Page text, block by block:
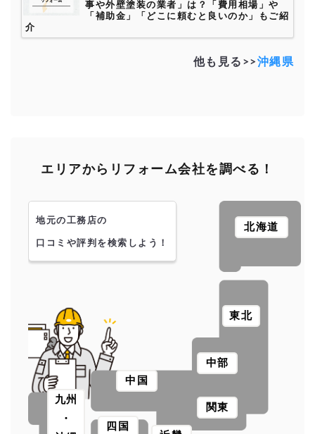
事や外壁塗装の業者」は？「費用相場」や
「補助金」「どこに頼むと良いのか」もご紹
介
他も見る>>沖縄県
エリアからリフォーム会社を調べる！
北海道
東北
関東
中部
中国
四国
九州
・
地元の工務店の
口コミや評判を検索しよう！